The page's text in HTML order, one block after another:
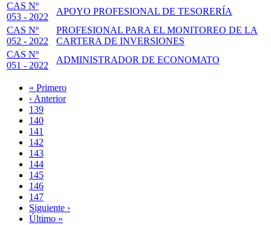
CAS Nº
053 - 2022
APOYO PROFESIONAL DE TESORERÍA
CAS Nº
052 - 2022
PROFESIONAL PARA EL MONITOREO DE LA
CARTERA DE INVERSIONES
CAS Nº
051 - 2022
ADMINISTRADOR DE ECONOMATO
Paginación
Primera
página
« Primero
Página
anterior
‹ Anterior
Page
139
Page
140
Page
141
Page
142
Página
actual
143
Page
144
Page
145
Page
146
Page
147
Siguiente
página
Siguiente ›
Última
Último »